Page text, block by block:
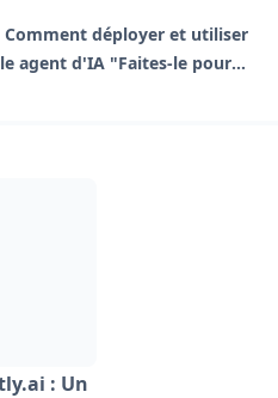
Comment déployer et utiliser
agent d'IA "Faites-le pour
à jour 2026)
: Un